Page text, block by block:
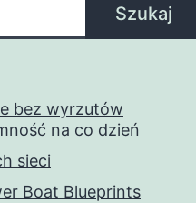
Szukaj
bez wyrzutów
na co dzień
sieci
Boat Blueprints